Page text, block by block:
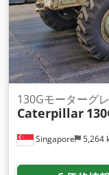
Singapore 5,264
130Gモーターグ
Caterpillar